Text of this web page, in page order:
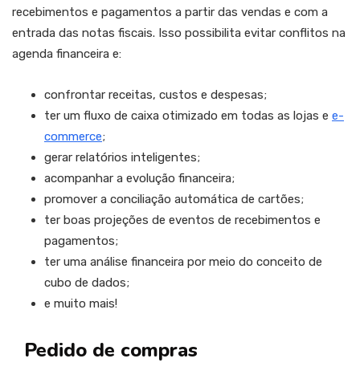
recebimentos e pagamentos a partir das vendas e com a
entrada das notas fiscais. Isso possibilita evitar conflitos na
agenda financeira e:
confrontar receitas, custos e despesas;
ter um fluxo de caixa otimizado em todas as lojas e e-
commerce;
gerar relatórios inteligentes;
acompanhar a evolução financeira;
promover a conciliação automática de cartões;
ter boas projeções de eventos de recebimentos e
pagamentos;
ter uma análise financeira por meio do conceito de
cubo de dados;
e muito mais!
Pedido de compras